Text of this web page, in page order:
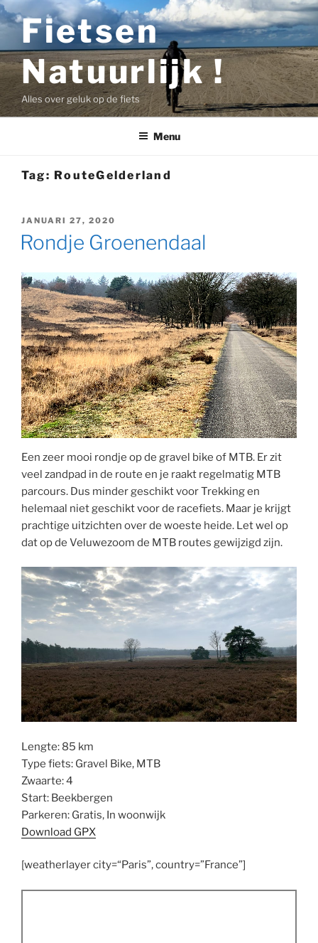
Ga
naar
inhoud
Fietsen
Natuurlijk !
Alles over geluk op de fiets
Menu
Tag: RouteGelderland
GEPLAATST
OP
JANUARI 27, 2020
Rondje Groenendaal
Een zeer mooi rondje op de gravel bike of MTB. Er zit
veel zandpad in de route en je raakt regelmatig MTB
parcours. Dus minder geschikt voor Trekking en
helemaal niet geschikt voor de racefiets. Maar je krijgt
prachtige uitzichten over de woeste heide. Let wel op
dat op de Veluwezoom de MTB routes gewijzigd zijn.
Lengte: 85 km
Type fiets: Gravel Bike, MTB
Zwaarte: 4
Start: Beekbergen
Parkeren: Gratis, In woonwijk
Download GPX
[weatherlayer city=“Paris”, country=”France”]